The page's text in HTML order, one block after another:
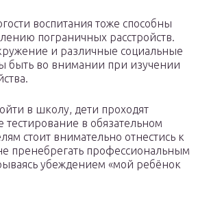
воспитания тоже способны
пограничных расстройств.
и различные социальные
быть во внимании при изучении
в школу, дети проходят
тестирование в обязательном
стоит внимательно отнестись к
пренебрегать профессиональным
убеждением «мой ребёнок